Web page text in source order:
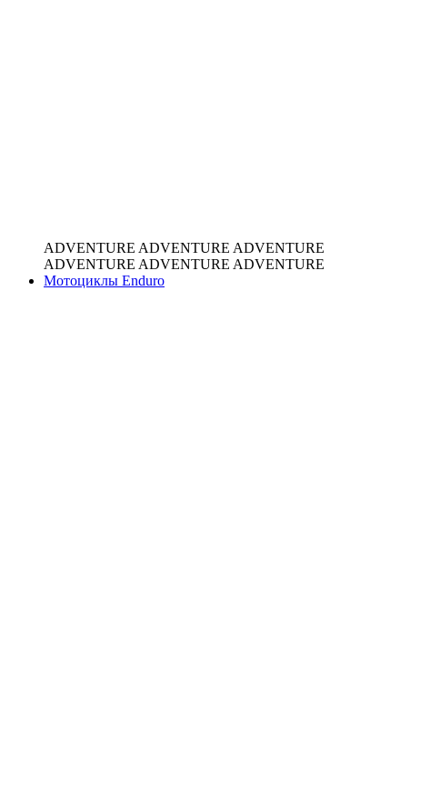
ADVENTURE ADVENTURE ADVENTURE
ADVENTURE ADVENTURE ADVENTURE
Мотоциклы Enduro